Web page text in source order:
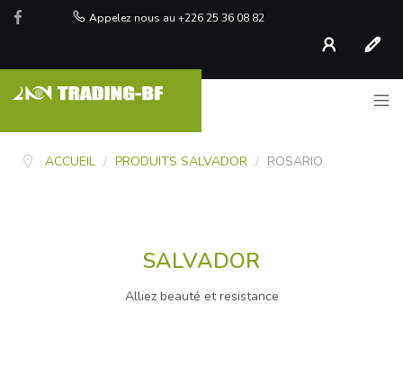
Appelez nous au +226 25 36 08 82
Compte
ACCUEIL / PRODUITS SALVADOR / ROSARIO
SALVADOR
Alliez beauté et resistance